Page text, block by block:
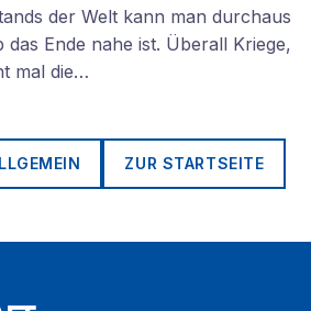
der Welt kann man durchaus
Ende nahe ist. Überall Kriege,
mal die…
ZUR STARTSEITE